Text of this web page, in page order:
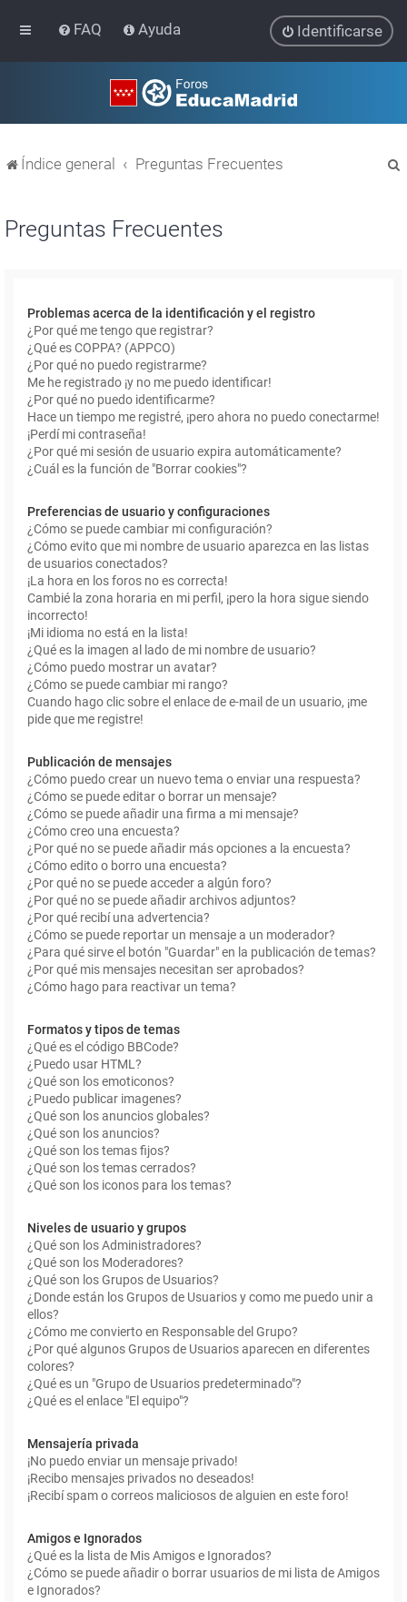
FAQ Ayuda Identificarse
Índice general Preguntas Frecuentes
Preguntas Frecuentes
Problemas acerca de la identificación y el registro
¿Por qué me tengo que registrar?
¿Qué es COPPA? (APPCO)
¿Por qué no puedo registrarme?
Me he registrado ¡y no me puedo identificar!
¿Por qué no puedo identificarme?
Hace un tiempo me registré, ¡pero ahora no puedo conectarme!
¡Perdí mi contraseña!
¿Por qué mi sesión de usuario expira automáticamente?
¿Cuál es la función de "Borrar cookies"?
Preferencias de usuario y configuraciones
¿Cómo se puede cambiar mi configuración?
¿Cómo evito que mi nombre de usuario aparezca en las listas
de usuarios conectados?
¡La hora en los foros no es correcta!
Cambié la zona horaria en mi perfil, ¡pero la hora sigue siendo
incorrecto!
¡Mi idioma no está en la lista!
¿Qué es la imagen al lado de mi nombre de usuario?
¿Cómo puedo mostrar un avatar?
¿Cómo se puede cambiar mi rango?
Cuando hago clic sobre el enlace de e-mail de un usuario, ¡me
pide que me registre!
Publicación de mensajes
¿Cómo puedo crear un nuevo tema o enviar una respuesta?
¿Cómo se puede editar o borrar un mensaje?
¿Cómo se puede añadir una firma a mi mensaje?
¿Cómo creo una encuesta?
¿Por qué no se puede añadir más opciones a la encuesta?
¿Cómo edito o borro una encuesta?
¿Por qué no se puede acceder a algún foro?
¿Por qué no se puede añadir archivos adjuntos?
¿Por qué recibí una advertencia?
¿Cómo se puede reportar un mensaje a un moderador?
¿Para qué sirve el botón "Guardar" en la publicación de temas?
¿Por qué mis mensajes necesitan ser aprobados?
¿Cómo hago para reactivar un tema?
Formatos y tipos de temas
¿Qué es el código BBCode?
¿Puedo usar HTML?
¿Qué son los emoticonos?
¿Puedo publicar imagenes?
¿Qué son los anuncios globales?
¿Qué son los anuncios?
¿Qué son los temas fijos?
¿Qué son los temas cerrados?
¿Qué son los iconos para los temas?
Niveles de usuario y grupos
¿Qué son los Administradores?
¿Qué son los Moderadores?
¿Qué son los Grupos de Usuarios?
¿Donde están los Grupos de Usuarios y como me puedo unir a
ellos?
¿Cómo me convierto en Responsable del Grupo?
¿Por qué algunos Grupos de Usuarios aparecen en diferentes
colores?
¿Qué es un "Grupo de Usuarios predeterminado"?
¿Qué es el enlace "El equipo"?
Mensajería privada
¡No puedo enviar un mensaje privado!
¡Recibo mensajes privados no deseados!
¡Recibí spam o correos maliciosos de alguien en este foro!
Amigos e Ignorados
¿Qué es la lista de Mis Amigos e Ignorados?
¿Cómo se puede añadir o borrar usuarios de mi lista de Amigos
e Ignorados?